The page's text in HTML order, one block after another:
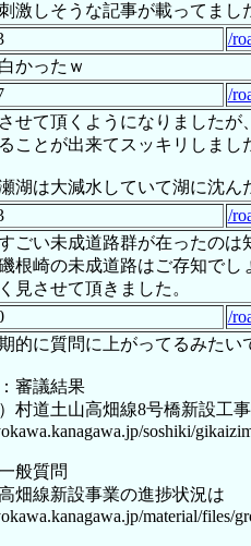
激しそうな記事が載ってまし
/
かったｗ
/
せて頂くようになりました
ことが出来てスッキリしまし
湖は大減水していて湖に沈
/
ごい未成道路群が在ったのは
根崎の未成道路はご存知でし
見させて頂きました。
/
的に質問に上がってるみ
審議結果
村道土山高畑線8号橋新設工事
soshiki/
般質問
畑線新設事業の進捗状況は
material/files/